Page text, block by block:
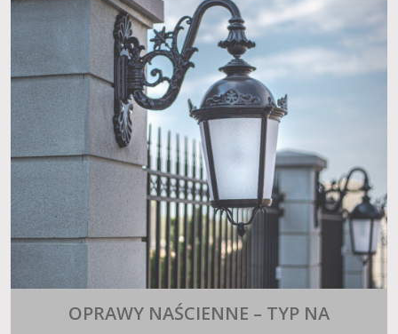
OPRAWY NAŚCIENNE – TYP NA